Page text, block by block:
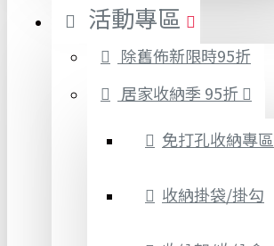
活動專區
除舊佈新限時95折
居家收納季 95折
免打孔收納專區
收納掛袋/掛勾